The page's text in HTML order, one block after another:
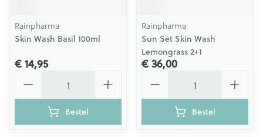
Rainpharma
Skin Wash Basil 100ml
€ 14,95
Bestel
Rainpharma
Sun Set Skin Wash
Lemongrass 2+1
€ 36,00
Bestel